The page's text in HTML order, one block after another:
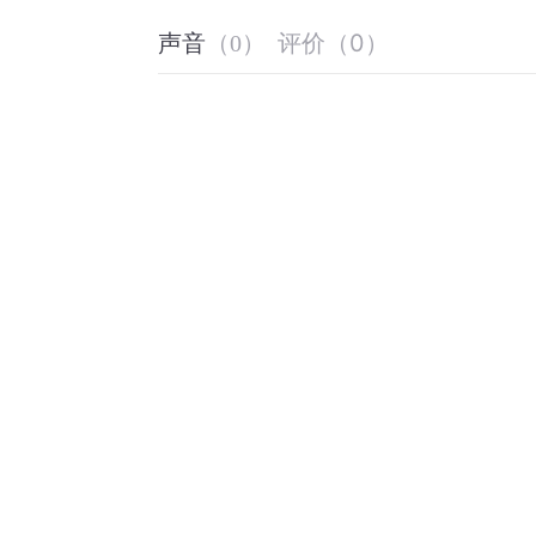
声音 （0） 评价 （0 ）